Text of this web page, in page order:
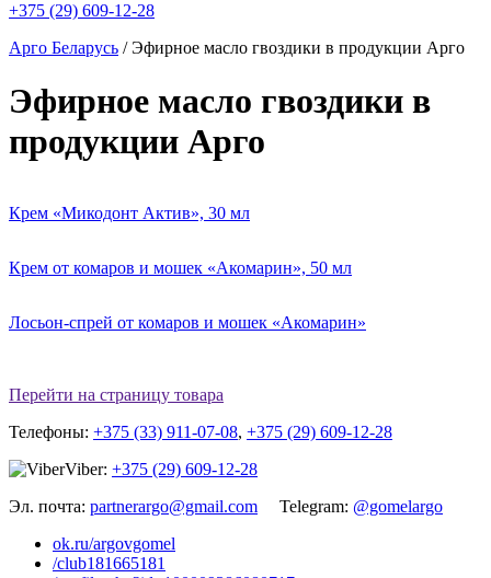
+375 (29) 609-12-28
Арго Беларусь /Эфирное масло гвоздики в продукции Арго
Эфирное масло гвоздики в
продукции Арго
Крем «Микодонт Актив», 30 мл
Крем от комаров и мошек «Акомарин», 50 мл
Лосьон-спрей от комаров и мошек «Акомарин»
Перейти на страницу товара
Телефоны: +375 (33) 911-07-08, +375 (29) 609-12-28
Viber: +375 (29) 609-12-28
Эл. почта: partnerargo@gmail.com Telegram: @gomelargo
ok.ru/argovgomel
/club181665181